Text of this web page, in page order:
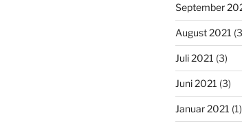
September
August 2021
Juli 2021 (3)
Juni 2021 (3)
Januar 2021 (1)